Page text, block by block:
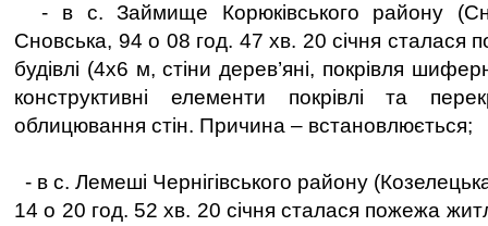
- в с. Займище Корюківського району
Сновська, 94 о 08 год. 47 хв. 20 січня сталася
будівлі (4х6 м, стіни дерев’яні, покрівля
конструктивні елементи покрівлі та
облицювання стін. Причина – встановлюється;
- в с. Лемеші Чернігівського району
14 о 20 год. 52 хв. 20 січня сталася пожежа